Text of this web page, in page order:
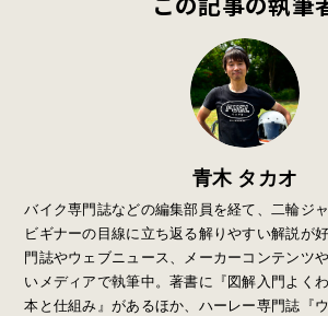
青木 タカオ
バイク専門誌などの編集部員を経て、二輪ジ
ビギナーの目線に立ち返る解りやすい解説が
門誌やウェブニュース、メーカーコンテンツ
いメディアで執筆中。著書に『図解入門よく
本と仕組み』があるほか、ハーレー専門誌『